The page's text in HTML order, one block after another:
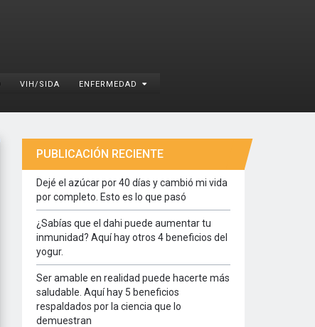
VIH/SIDA ENFERMEDAD
PUBLICACIÓN RECIENTE
Dejé el azúcar por 40 días y cambió mi vida
por completo. Esto es lo que pasó
¿Sabías que el dahi puede aumentar tu
inmunidad? Aquí hay otros 4 beneficios del
yogur.
Ser amable en realidad puede hacerte más
saludable. Aquí hay 5 beneficios
respaldados por la ciencia que lo
demuestran